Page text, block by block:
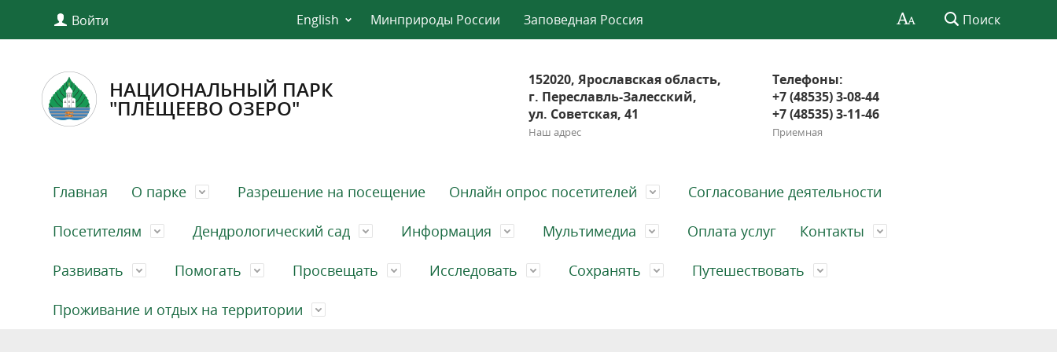
Войти English Минприроды России Заповедная Россия Поиск
НАЦИОНАЛЬНЫЙ ПАРК
"ПЛЕЩЕЕВО ОЗЕРО"
152020, Ярославская область,
г. Переславль-Залесский,
ул. Советская, 41
Наш адрес
Телефоны:
+7 (48535) 3-08-44
+7 (48535) 3-11-46
Приемная
Главная О парке Разрешение на посещение Онлайн опрос посетителей Согласование деятельности
Посетителям Дендрологический сад Информация Мультимедиа Оплата услуг Контакты
Развивать Помогать Просвещать Исследовать Сохранять Путешествовать
Проживание и отдых на территории